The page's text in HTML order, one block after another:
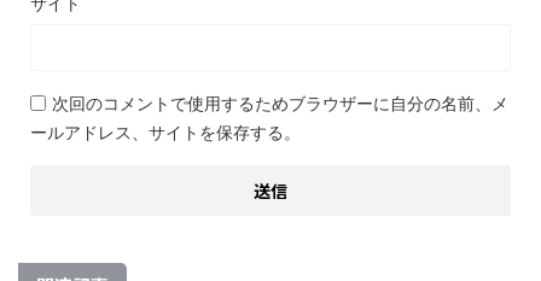
次回のコメントで使用するためブラウザーに自分の名前、メ
ールアドレス、サイトを保存する。